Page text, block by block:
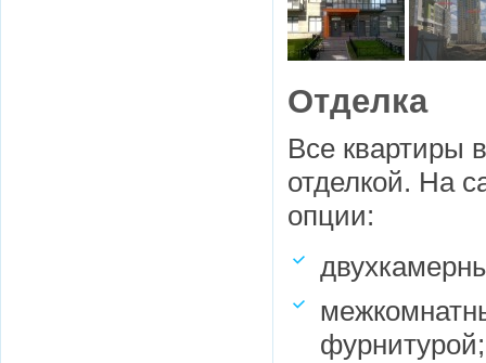
Отделка
Все квартиры
отделкой. На
опции:
фурнитурой;